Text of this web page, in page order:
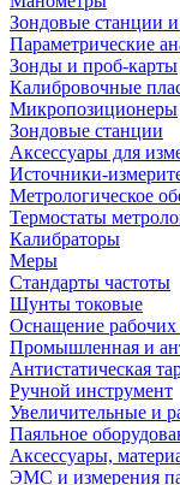
Зондовые станции
Параметрические
Зонды и проб-карты
Калибровочные
Микропозиционеры
Зондовые станции
Аксессуары для
Источники-
Метрологическое
Термостаты
Калибраторы
Меры
Стандарты частоты
Шунты токовые
Оснащение
Промышленная и
Антистатическая
Ручной инструмент
Увеличительные и
Паяльное
Аксессуары,
ЭМС и измерения